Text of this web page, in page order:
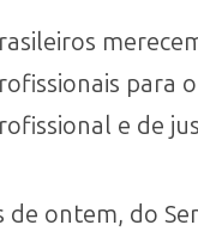
para
e de
ontem, do